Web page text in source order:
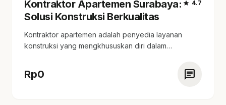
Kontraktor Apartemen Surabaya:
Solusi Konstruksi Berkualitas
star 4.7
Kontraktor apartemen adalah penyedia layanan
konstruksi yang mengkhususkan diri dalam
Rp0 chat